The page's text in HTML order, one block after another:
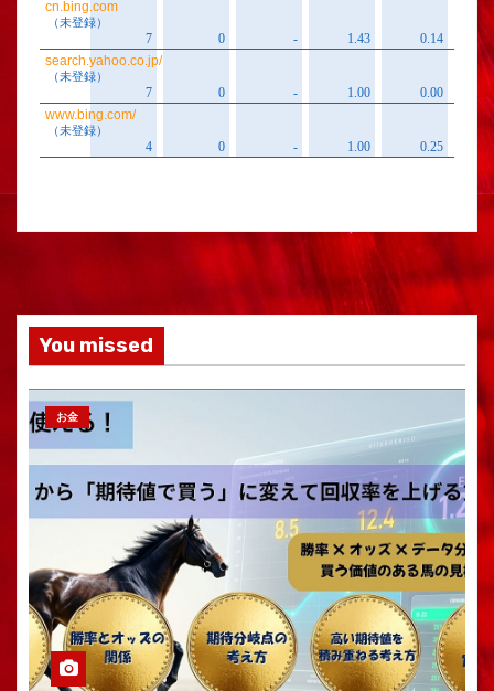
You missed
お金